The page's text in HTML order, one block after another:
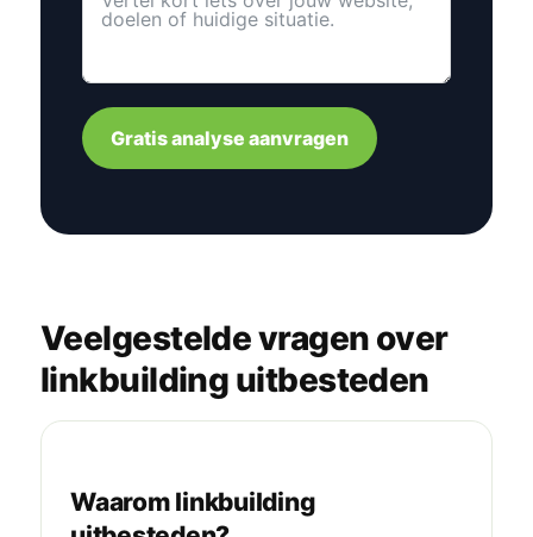
Gratis analyse aanvragen
Veelgestelde vragen over
linkbuilding uitbesteden
Waarom linkbuilding